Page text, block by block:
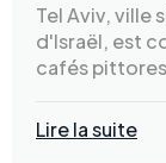
Tel Aviv, ville
d'Israël, est
cafés
Lire la suite